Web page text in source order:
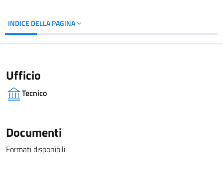
INDICE DELLA PAGINA
Ufficio
Tecnico
Documenti
Formati disponibili: